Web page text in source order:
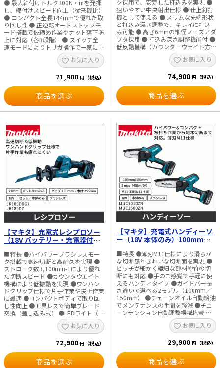
値（m／s²）：16.5 ・1充電作業量
（目安） 高力ボルトM16：約280本
（締付け時間約1.5秒） ・モーター：
ハイパワーブラシレスモータ ・防じ
ん、防水：IP56／APT ・作業用モー
ド：正逆転オートストップ＋スイッチ
全速モード ・パワー切替：4段階 ・
LEDライト：あり ・使用可能バッテリ
（◎は推奨）：◎BL4020、
◎BL4025、◎BL4040、◎BL4040F、
BL4050F、BL4080F、BL4080H ・対
応充電器：DC40RA、DC40RB、
DC40WA、DC40WB ・標準付属品：
フック ・本体寸法（mm）：長さ
144×幅86×高さ248 ・質量（kg）：
1.8（バッテリ含む） ※ソケットは別
トは使用しないでください。必ずピン
を挿し込み、Oリングを取付けてくだ
さい。 ※1充電作業量は参考値であ
り、バッテリの充電状態や作業条件に
より異なります。 ※IP表示は粉じん
や水による影響を受けにくいように設
計されていますが、故障しないことを
保証するものではありません。
※40Vmaxは満充電時のバッテリ電圧
を表しています。 ※プラスチックケ
ースはIP65（ケース付仕様のみ、小
物入れ収納部を除く）です。
1,350 ・最大緩めトルク（N・m）：
2,050 ・回転数（min-1） 最速：0～
1,800 強：0～1,400 中：0～1,100
弱：0～950 ・打撃数（min-1） 最
速：0～2,300 強：0～2,200 中：0～
2,100 弱：0～1,900 ・電源：直流
36V（40Vmax） ・振動3軸合成値
（m／s²）：17.5 ・1充電作業量（目
安） M24（F10T）：約250本
M27（F10T）：約160本 ・モータ
ー：ハイパワーブラシレスモータ ・
防じん、防水：IP56／APT ・作業用
モード：正逆転オートストップ＋ス
イッチ全速モード ・使用可能バッテ
リ（◎は推奨）：◎BL4020、
◎BL4040F、BL4050F、BL4080F、
BL4080H ・対応充電器：DC40RA、
DC40RB、C40WA、DC40WB ・標準
付属品：フック ・本体寸法
（mm）：長さ217×幅94×高さ297
・質量（kg）：3.8（バッテリ含む）
※ソケットは別販売品です。 ※ピン
式以外のソケットは使用しないでく
ださい。必ずピンを挿し込み、Oリン
グを取付けてください。 ※部材を傷
つけないよう、ハンマケースカバー
の状態を確認して使用してくださ
い。 ※1充電作業量は参考値であり、
バッテリの充電状態や作業条件によ
り異なります。 ※IP表示は粉じんや
水による影響を受けにくいように設
計されていますが、故障しないこと
を保証するものではありません。
※40Vmaxは満充電時のバッテリ電圧
を表しています。
● 最大締付けトルク300N・mを発揮
し、締付けスピード向上（従来機比）
● コンパクト全長144mmで優れた取
り回し性 ● 正逆転オートストップモ
ード搭載で仮締め作業やナット落下防
止に対応（各3段階） ● スイッチ全
速モードによりトリガ操作で一気に最
大回転数まで到達し作業効率向上 ●
打撃力4段切替で作業に応じた最適な
打撃力設定が可能 ● ソケット抜け落
ち防止Cスプリング式採用 ● 防滴・
防じん「APT」仕様 ● 部材を傷つけ
にくいハンマケースカバー採用 ● ハ
イパワーブラシレスモータ搭載 ●
LEDライト搭載 ● 無段変速、正逆転
切替、ソフトグリップ、フック付 ■
び緩め作業 ・建築、設備、機械メン
テナンスなどの締結作業 ・自動車整
備などの各種メンテナンス作業 ■仕
様 ・角ドライブ：12.7mm ・締付け
能力 普通ボルト：M10～M20 高力ボ
ルト：M10～M16 ・最大締付けトル
ク（N・m）：300 ・回転数（min-
1） 最速：0～3,200 強：0～2,600
中：0～1,800 弱：0～1,000 ・打撃数
（min-1） 最速：0～4,000 強：0～
3,400 中：0～2,600 弱：0～1,800 ・
電源：直流18V ・振動3軸合成値
（m/s²）：12.5 ・1充電作業量（目
安） 高力ボルトM16：約370本（締付
け時間 約2.8秒） ・モーター：ハイパ
ワーブラシレスモータ ・防じん、防
水：APT ・作業用モード：正逆転オ
ートストップ（3段階）＋スイッチ全
速モード ・打撃力切替：4段階 ・適
合バッテリ：BL1860B、BL1850B、
BL1840 ・主な適合充電器：DC18RF
・標準付属品：フック ・本体寸法
（mm）：長さ144×幅81×高さ246
・質量（kg）：1.8（バッテリ含む）
※ソケットは別販売品です。 ※ピン
式以外のソケットは使用しないでくだ
さい。必ずピンを挿し込み、Oリング
を取付けてください。 ※工具キャッ
チャー（別販売品）使用時は確実に装
着し、落下防止対策を行ってくださ
い。 ※1充電作業量は参考値であり、
バッテリの充電状態や作業条件により
異なります。 ※防滴・防じん仕様は
お気に入り
71,900 円（税込）
商品を選ぶ
ク採用で、安定した打込みを実現 ●
狙いやすい中央射出仕様 ● 仕上釘打
機として使える ● スリムな先端形状
と打込み深さ調整で、キレイに打込
み可能 ● 高さ6mmの細径ノーズアダ
プタ採用 ● 打込み深さ調整機能付 ●
低反動機構（カウンターウェイト方
式）搭載で、打込み時の反動やブレ
を低減 ● LEDライト付 ● 防滴・防じ
ん「APT」採用 ● トリガロック・空
打ち防止機構・コンタクトアーム方
式採用 ● 18Vバッテリは圧倒的な互
換性 ■用途 ・型枠面木への釘打ち作
業 ・幅木、窓枠などの内装施工 ・家
具木工の仕上げ作業 ■仕様 ・装てん
数（本）：100 ・仕上釘（mm）：
15、20、25、30、35 ・電源（V）：
直流18 ・1充電作業量（目安）：約
4,800本 ・付属品：ノーズアダプタ、
六角棒スパナ3、セフティゴーグル、
フック、バッテリBL1860B（6.0Ah）
（FN350DRGのみ）、充電器
DC18RF（FN350DRGのみ）、プラス
チックケース ・使用可能バッテリ：
BL1815N、BL1820B、BL1830B、
BL1850B、BL1860B ・機能：APT ・
本体寸法（mm）：長さ257×幅79×
高さ228 ・質量（kg）：2.3（バッテ
リ含む） ※1充電作業量は参考値で
す。バッテリの充電状態や作業条件に
より異なります。
お気に入り
74,900 円（税込）
商品を選ぶ
【マキタ】充電式レシプロソー
（18V バッテリー・充電器付／
JR189DZ
■特長 ●ハイパワーブラシレスモー
タ搭載で高速切断と高耐久を実現 ●
ストローク数3,100min-1により優れ
た切断スピード ●カウンタウエイト
機構により低振動を実現 ●ワンハン
ドグリップ仕様で片手作業や狭所作業
に最適 ●コンパクトボディで取り回
し性向上 ●工具レスで簡単ブレード
交換（差し込み式） ●LEDライト（回
転前点灯・残照機能付）で作業性向上
●角度可動シューで安定した切断が可
能 ●防じん・防水「アプト
（APT）」設計 ●18Vバッテリは豊富
な対応製品と共通使用可能 ■用途 ・
木材の切断作業 ・パイプの切断作業
・鋼管の切断作業 ・各種解体・撤去
お気に入り
72,900 円（税込）
商品を選ぶ
【マキタ】充電式ハンディーソ
ー（18V 本体のみ）100mm／
MUC150DZN
■特長 ●薄刃M11仕様により滑らか
な切断感ときれいな切断面を実現 ●
ピッチが細かく繊細な部材や竹の切
断にも対応 ●手のこ感覚で手軽に使
えるハンディタイプ ●ガイドバー長
さ違いで選べる2モデル（100mm／
150mm） ●チェーンオイル自動給油
でメンテナンスの手間を軽減 ●チェ
ーンテンション自動調整機構搭載 ●
ハイパワーブラシレスモータ搭載で
高い切断性能 ●可動式ガードにより
切込み深さに応じて安全性を確保 ●
ゴム製ハンドガードで手を保護し作
業性向上 ●防滴・防じん「アプト
（APT）」設計 ●18Vバッテリは300
モデル以上と共通使用可能 ■用途 ・
お気に入り
29,900 円（税込）
商品を選ぶ